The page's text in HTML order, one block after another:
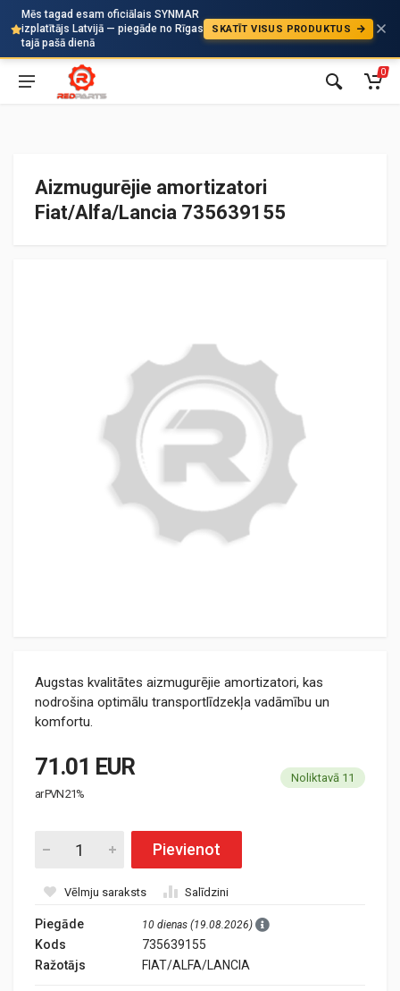
Mēs tagad esam oficiālais SYNMAR
izplatītājs Latvijā — piegāde no Rīgas
tajā pašā dienā
SKATĪT VISUS PRODUKTUS
Auto
0
Aizmugurējie amortizatori
Fiat/Alfa/Lancia 735639155
Augstas kvalitātes aizmugurējie amortizatori, kas
nodrošina optimālu transportlīdzekļa vadāmību un
komfortu.
71.01 EUR
ar PVN 21%
Noliktavā 11
Pievienot
Vēlmju saraksts Salīdzini
Piegāde 10 dienas (19.08.2026)
Kods
735639155
Ražotājs
FIAT/ALFA/LANCIA